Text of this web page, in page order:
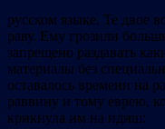
русском языке. Те двое
раву. Ему грозили
запрещено раздавать
материалы без
оставалось времени на
раввину и тому еврею,
крикнула им на идиш: